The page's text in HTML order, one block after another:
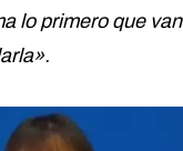
lo primero que